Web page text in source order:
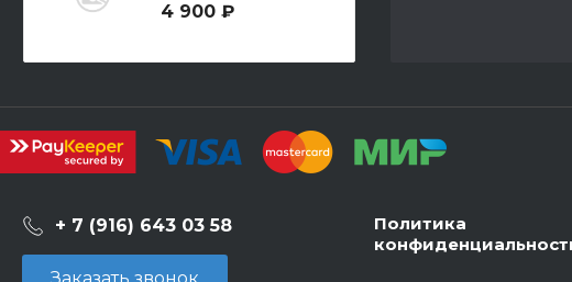
гермоввод для
4 900 ₽
+ 7 (916) 643 03 58
Политика